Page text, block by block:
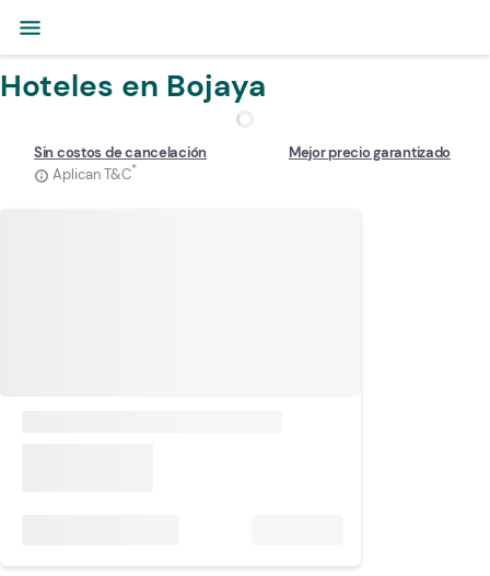
menu
Hoteles en Bojaya
Sin costos de cancelación
info_outline Aplican T&C*
Mejor precio garantizado